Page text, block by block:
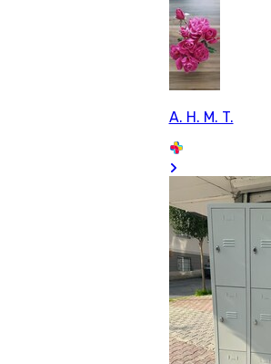
A. H. M. T.